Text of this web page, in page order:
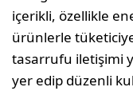
içerikli, özellikle
ürünlerle
tasarrufu iletişimi
yer edip düzenli